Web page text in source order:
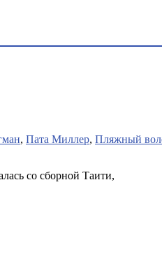
, Пата Миллер, Пляжный
со сборной Таити,